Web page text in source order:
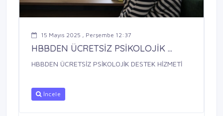
15 Mayıs 2025 , Perşembe 12:37
HBBDEN ÜCRETSİZ PSİKOLOJİK ...
HBBDEN ÜCRETSİZ PSİKOLOJİK DESTEK HİZMETİ
İncele